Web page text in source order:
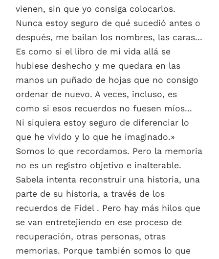
vienen, sin que yo consiga colocarlos.
Nunca estoy seguro de qué sucedió antes o
después, me bailan los nombres, las caras...
Es como si el libro de mi vida allá se
hubiese deshecho y me quedara en las
manos un puñado de hojas que no consigo
ordenar de nuevo. A veces, incluso, es
como si esos recuerdos no fuesen míos...
Ni siquiera estoy seguro de diferenciar lo
que he vivido y lo que he imaginado.»
Somos lo que recordamos. Pero la memoria
no es un registro objetivo e inalterable.
Sabela intenta reconstruir una historia, una
parte de su historia, a través de los
recuerdos de Fidel . Pero hay más hilos que
se van entretejiendo en ese proceso de
recuperación, otras personas, otras
memorias. Porque también somos lo que